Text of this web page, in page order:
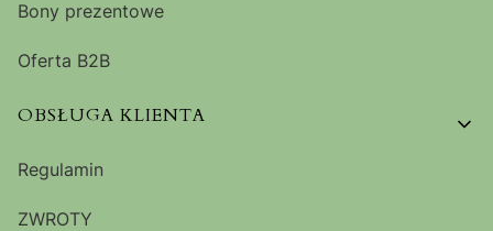
Bony prezentowe
Oferta B2B
OBSŁUGA KLIENTA
Regulamin
ZWROTY